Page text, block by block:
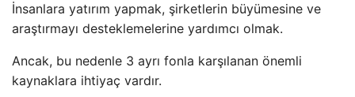
İnsanlara yatırım yapmak, şirketlerin büyümesine ve
araştırmayı desteklemelerine yardımcı olmak.
Ancak, bu nedenle 3 ayrı fonla karşılanan önemli
kaynaklara ihtiyaç vardır.